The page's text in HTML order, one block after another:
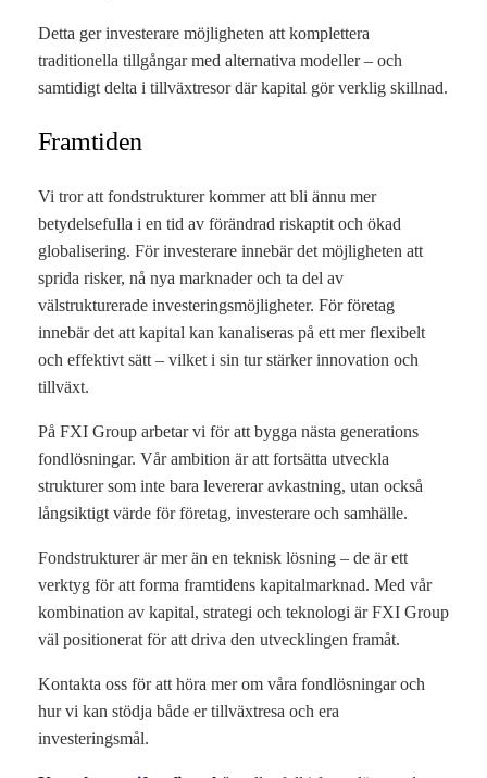
Detta ger investerare möjligheten att komplettera
traditionella tillgångar med alternativa modeller – och
samtidigt delta i tillväxtresor där kapital gör verklig skillnad.
Framtiden
Vi tror att fondstrukturer kommer att bli ännu mer
betydelsefulla i en tid av förändrad riskaptit och ökad
globalisering. För investerare innebär det möjligheten att
sprida risker, nå nya marknader och ta del av
välstrukturerade investeringsmöjligheter. För företag
innebär det att kapital kan kanaliseras på ett mer flexibelt
och effektivt sätt – vilket i sin tur stärker innovation och
tillväxt.
På FXI Group arbetar vi för att bygga nästa generations
fondlösningar. Vår ambition är att fortsätta utveckla
strukturer som inte bara levererar avkastning, utan också
långsiktigt värde för företag, investerare och samhälle.
Fondstrukturer är mer än en teknisk lösning – de är ett
verktyg för att forma framtidens kapitalmarknad. Med vår
kombination av kapital, strategi och teknologi är FXI Group
väl positionerat för att driva den utvecklingen framåt.
Kontakta oss för att höra mer om våra fondlösningar och
hur vi kan stödja både er tillväxtresa och era
investeringsmål.